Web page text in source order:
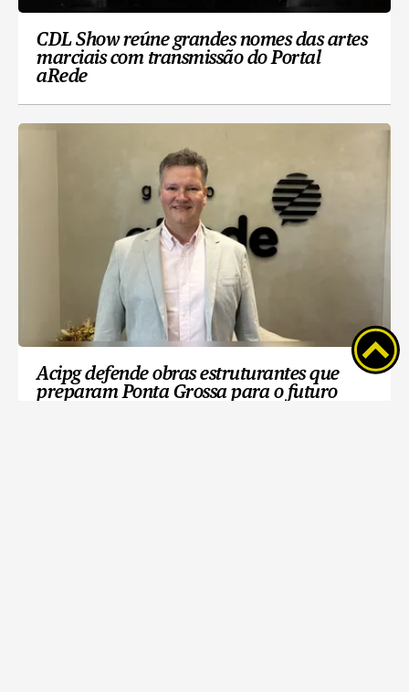
CDL Show reúne grandes nomes das artes
marciais com transmissão do Portal
aRede
Acipg defende obras estruturantes que
preparam Ponta Grossa para o futuro